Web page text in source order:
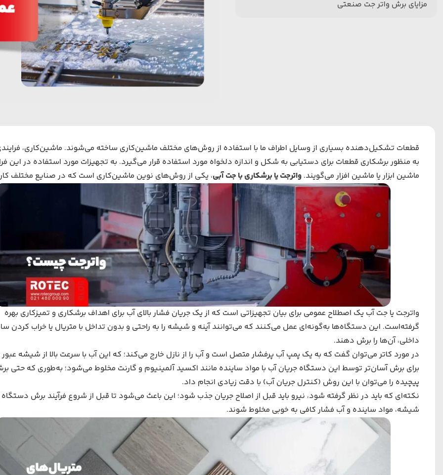
مزایای برش واتر جت صنعتی
قطعات تشکیل‌دهنده بسیاری از وسایل اطراف ما با استفاده از روش‌های مختلف ماشین‌کاری ساخته می‌شوند. ماشین‌کاری،
به منظور برشکاری قطعات برای دستیابی به شکل و اندازه دلخواه مورد استفاده قرار می‌گیرد. به تجهیزات مورد استفاده در این
ماشین ابزار یا ماشین افزار می‌گویند. واترجت یا برشکاری با جت آبی، یکی از روش‌های نوین ماشین‌کاری است که در صنایع مختلف
واترجت یا جت آب یک اصطلاح عمومی برای بیان تجهیزاتی است که از یک جریان فشار بالای آب برای اهداف برشکاری و تمیزکاری بهره
گرفته‌است. این دستگاه‌ها به‌گونه‌ای عمل می‌کنند که می‌توانند آینه و شیشه را به ‌راحتی و بدون تداخل با متریال یا خراب کردن
داخلی، آن‌ها را برش دهند.
در مورد کاتر می‌توان گفت که به یک پمپ آب پرفشار متصل است و آب را از نازل خارج می‌کند؛ که این آب با سرعت بالا از شیشه
برای برش آسان‌تر توسط این دستگاه جریان آب با مواد ساینده مانند اکسید آلمینیوم و گارنت مخلوط می‌شود؛ به‌طوری که حتی
پیچیده را می‌توان با این روش (کنترل جریان آب) با دقت زیادی انجام داد.
نکته‌ای که باید در نظر گرفته شود، نیرو باید قبل از اصلاح جریان جذب شود؛ این باعث می‌شود تا قبل از شروع فرآیند برش دستگاه
شیشه، مواد ساینده و آب فشار کافی به خوبی مخلوط شوند.